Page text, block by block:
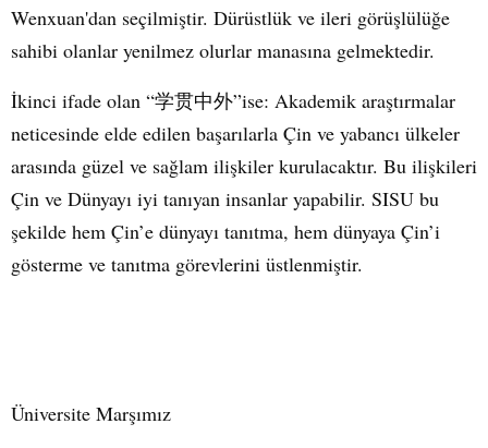
Wenxuan'dan seçilmiştir. Dürüstlük ve ileri görüşlülüğe
sahibi olanlar yenilmez olurlar manasına gelmektedir.
İkinci ifade olan “学贯中外”ise: Akademik araştırmalar
neticesinde elde edilen başarılarla Çin ve yabancı ülkeler
arasında güzel ve sağlam ilişkiler kurulacaktır. Bu ilişkileri
Çin ve Dünyayı iyi tanıyan insanlar yapabilir. SISU bu
şekilde hem Çin’e dünyayı tanıtma, hem dünyaya Çin’i
gösterme ve tanıtma görevlerini üstlenmiştir.
Üniversite Marşımız